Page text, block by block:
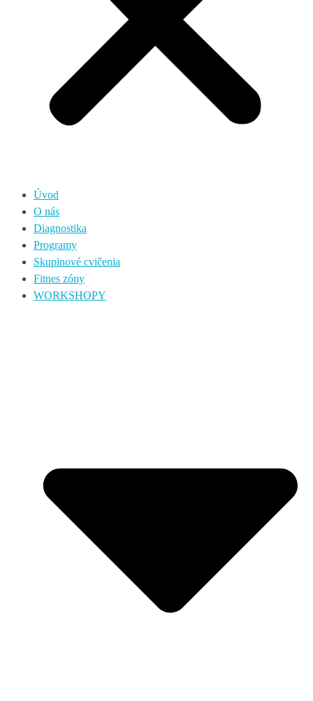
Úvod
O nás
Diagnostika
Programy
Skupinové cvičenia
Fitnes zóny
WORKSHOPY